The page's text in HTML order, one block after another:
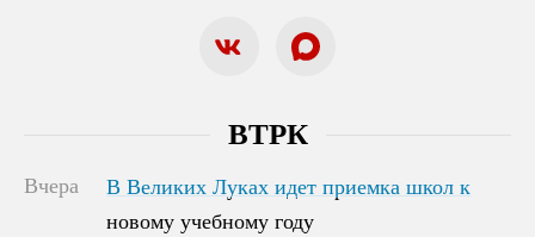
ВТРК
Вчера
В Великих Луках идет приемка школ к
новому учебному году
В Великих Луках идет приемка школ к
новому учебному году